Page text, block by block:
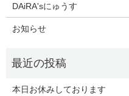
DAiRA'sにゅうす
お知らせ
本日お休みしております